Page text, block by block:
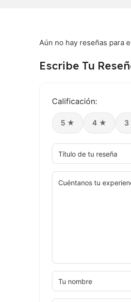
Aún no hay reseñas para
Escribe Tu
Calificación:
5 ★ 4 ★